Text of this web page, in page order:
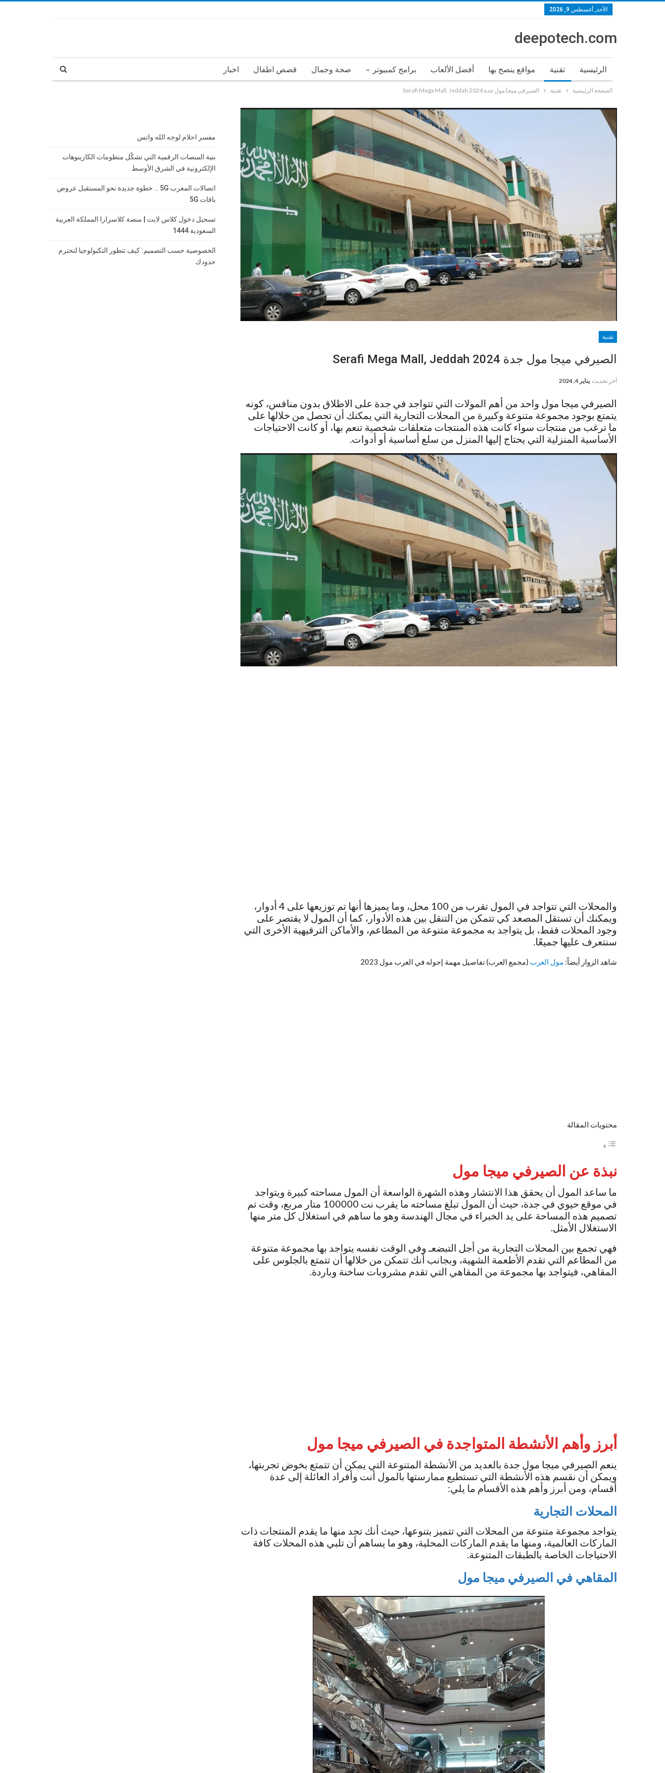
الأحد, أغسطس 9, 2026
deepotech.com
الرئيسية تقنية مواقع ينصح بها أفضل الألعاب برامج كمبيوتر صحة وجمال قصص اطفال اخبار
الصفحة الرئيسية تقنية الصيرفي ميجا مول جدة Serafi Mega Mall, Jeddah 2024
تقنية
الصيرفي ميجا مول جدة Serafi Mega Mall, Jeddah 2024
آخر تحديث يناير 4, 2024
الصيرفي ميجا مول واحد من أهم المولات التي تتواجد في جدة على الاطلاق بدون منافس، كونه
يتمتع بوجود مجموعة متنوعة وكبيرة من المحلات التجارية التي يمكنك أن تحصل من خلالها على
ما ترغب من منتجات سواء كانت هذه المنتجات متعلقات شخصية تنعم بها، أو كانت الاحتياجات
الأساسية المنزلية التي يحتاج إليها المنزل من سلع أساسية أو أدوات.
والمحلات التي تتواجد في المول تقرب من 100 محل، وما يميزها أنها تم توزيعها على 4 أدوار،
ويمكنك أن تستقل المصعد كي تتمكن من التنقل بين هذه الأدوار، كما أن المول لا يقتصر على
وجود المحلات فقط، بل يتواجد به مجموعة متنوعة من المطاعم، والأماكن الترفيهية الأخرى التي
سنتعرف عليها جميعًا.
شاهد الزوار أيضاً: مول العرب (مجمع العرب) تفاصيل مهمة |جوله في العرب مول 2023
محتويات المقالة
نبذة عن الصيرفي ميجا مول
ما ساعد المول أن يحقق هذا الانتشار وهذه الشهرة الواسعة أن المول مساحته كبيرة ويتواجد
في موقع حيوي في جدة، حيث أن المول تبلغ مساحته ما يقرب نت 100000 متار مربع، وقت تم
تصميم هذه المساحة على يد الخبراء في مجال الهندسة وهو ما ساهم في استغلال كل متر منها
الاستغلال الأمثل.
فهي تجمع بين المحلات التجارية من أجل التبضعـ وفي الوقت نفسه يتواجد بها مجموعة متنوعة
من المطاعم التي تقدم الأطعمة الشهية، وبجانب أنك تتمكن من خلالها أن تتمتع بالجلوس على
المقاهي، فيتواجد بها مجموعة من المقاهي التي تقدم مشروبات ساخنة وباردة.
أبرز وأهم الأنشطة المتواجدة في الصيرفي ميجا مول
ينعم الصيرفي ميجا مول جدة بالعديد من الأنشطة المتنوعة التي يمكن أن تتمتع بخوض تجربتها،
ويمكن أن نقسم هذه الأنشطة التي تستطيع ممارستها بالمول أنت وأفراد العائلة إلى عدة
أقسام، ومن أبرز وأهم هذه الأقسام ما يلي:
المحلات التجارية
يتواجد مجموعة متنوعة من المحلات التي تتميز بتنوعها، حيث أنك تجد منها ما يقدم المنتجات ذات
الماركات العالمية، ومنها ما يقدم الماركات المحلية، وهو ما يساهم أن تلبي هذه المحلات كافة
الاحتياجات الخاصة بالطبقات المتنوعة.
المقاهي في الصيرفي ميجا مول
مفسر احلام لوجه الله واتس
بنية المنصات الرقمية التي تشكّل منظومات الكازينوهات
الإلكترونية في الشرق الأوسط
اتصالات المغرب 5G .. خطوة جديدة نحو المستقبل عروض
باقات 5G
تسجيل دخول كلاس لايت | منصة كلاسرارا المملكة العربية
السعودية 1444
الخصوصية حسب التصميم: كيف تتطور التكنولوجيا لتحترم
حدودك